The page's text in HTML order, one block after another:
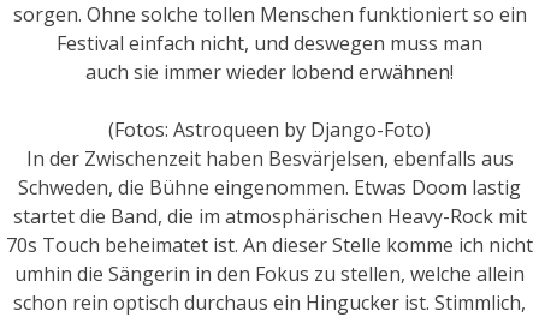
sorgen. Ohne solche tollen Menschen funktioniert so ein
Festival einfach nicht, und deswegen muss man
auch sie immer wieder lobend erwähnen!
(Fotos: Astroqueen by Django-Foto)
In der Zwischenzeit haben Besvärjelsen, ebenfalls aus
Schweden, die Bühne eingenommen. Etwas Doom lastig
startet die Band, die im atmosphärischen Heavy-Rock mit
70s Touch beheimatet ist. An dieser Stelle komme ich nicht
umhin die Sängerin in den Fokus zu stellen, welche allein
schon rein optisch durchaus ein Hingucker ist. Stimmlich,